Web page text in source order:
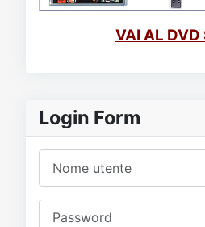
Forum
VAI AL DVD
Login Form